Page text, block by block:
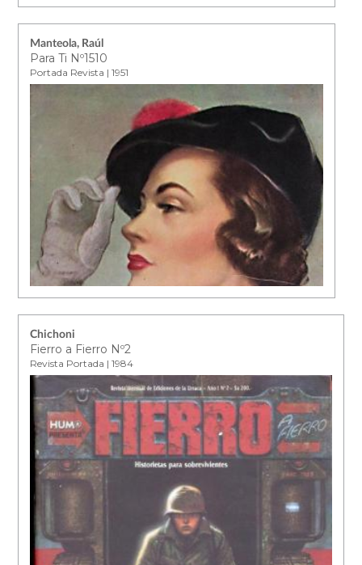
Manteola, Raúl
Para Ti Nº1510
Portada Revista | 1951
Chichoni
Fierro a Fierro Nº2
Revista Portada | 1984